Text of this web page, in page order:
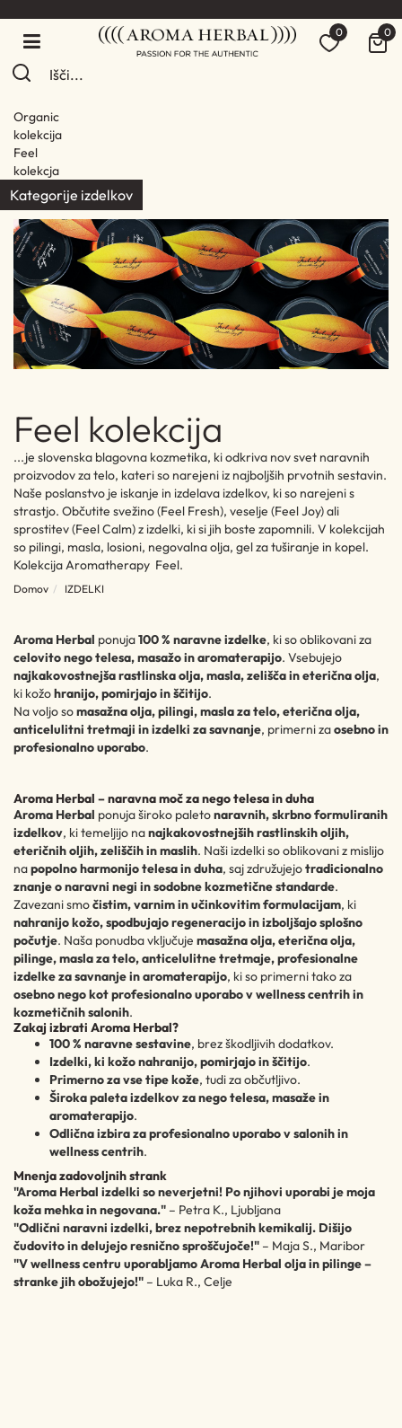
0 0
Organic
kolekcija
Feel
kolekcja
Kategorije izdelkov
Feel kolekcija
...je slovenska blagovna kozmetika, ki odkriva nov svet naravnih
proizvodov za telo, kateri so narejeni iz najboljših prvotnih sestavin.
Naše poslanstvo je iskanje in izdelava izdelkov, ki so narejeni s
strastjo. Občutite svežino (Feel Fresh), veselje (Feel Joy) ali
sprostitev (Feel Calm) z izdelki, ki si jih boste zapomnili. V kolekcijah
so pilingi, masla, losioni, negovalna olja, gel za tuširanje in kopel.
Kolekcija Aromatherapy Feel.
Domov IZDELKI
Aroma Herbal ponuja100 % naravne izdelke, ki so oblikovani za
celovito nego telesa, masažo in aromaterapijo. Vsebujejo
najkakovostnejša rastlinska olja, masla, zelišča in eterična olja,
ki kožohranijo, pomirjajo in ščitijo.
Na voljo somasažna olja, pilingi, masla za telo, eterična olja,
anticelulitni tretmaji in izdelki za savnanje, primerni zaosebno in
profesionalno uporabo.
Aroma Herbal – naravna moč za nego telesa in duha
Aroma Herbal ponuja široko paletonaravnih, skrbno formuliranih
izdelkov, ki temeljijo nanajkakovostnejših rastlinskih oljih,
eteričnih oljih, zeliščih in maslih. Naši izdelki so oblikovani z mislijo
napopolno harmonijo telesa in duha, saj združujejotradicionalno
znanje o naravni negi in sodobne kozmetične standarde.
Zavezani smočistim, varnim in učinkovitim formulacijam, ki
nahranijo kožo, spodbujajo regeneracijo in izboljšajo splošno
počutje. Naša ponudba vključuje masažna olja, eterična olja,
pilinge, masla za telo, anticelulitne tretmaje, profesionalne
izdelke za savnanje in aromaterapijo, ki so primerni tako za
osebno nego kot profesionalno uporabo v wellness centrih in
kozmetičnih salonih.
Zakaj izbrati Aroma Herbal?
100 % naravne sestavine, brez škodljivih dodatkov.
Izdelki, ki kožo nahranijo, pomirjajo in ščitijo.
Primerno za vse tipe kože, tudi za občutljivo.
Široka paleta izdelkov za nego telesa, masaže in
aromaterapijo.
Odlična izbira za profesionalno uporabo v salonih in
wellness centrih.
Mnenja zadovoljnih strank
"Aroma Herbal izdelki so neverjetni! Po njihovi uporabi je moja
koža mehka in negovana." – Petra K., Ljubljana
"Odlični naravni izdelki, brez nepotrebnih kemikalij. Dišijo
čudovito in delujejo resnično sproščujoče!" – Maja S., Maribor
"V wellness centru uporabljamo Aroma Herbal olja in pilinge –
stranke jih obožujejo!" – Luka R., Celje